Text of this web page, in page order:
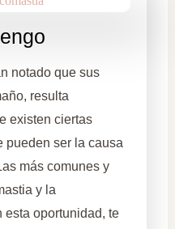
notado que sus
resulta
existen ciertas
pueden ser la causa
más comunes y
y la
oportunidad, te